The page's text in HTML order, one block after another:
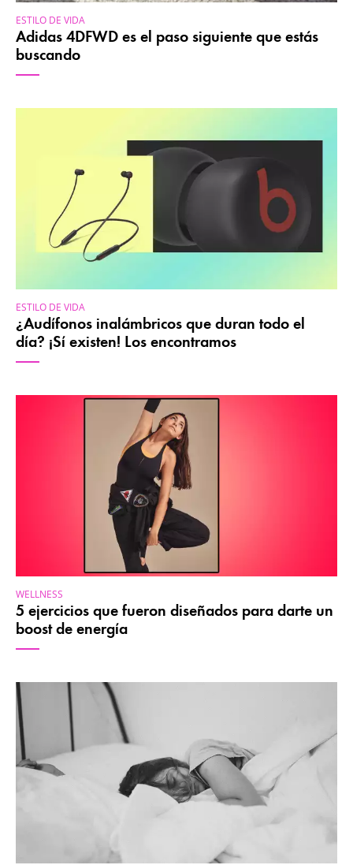
ESTILO DE VIDA
Adidas 4DFWD es el paso siguiente que estás
buscando
ESTILO DE VIDA
¿Audífonos inalámbricos que duran todo el
día? ¡Sí existen! Los encontramos
WELLNESS
5 ejercicios que fueron diseñados para darte un
boost de energía